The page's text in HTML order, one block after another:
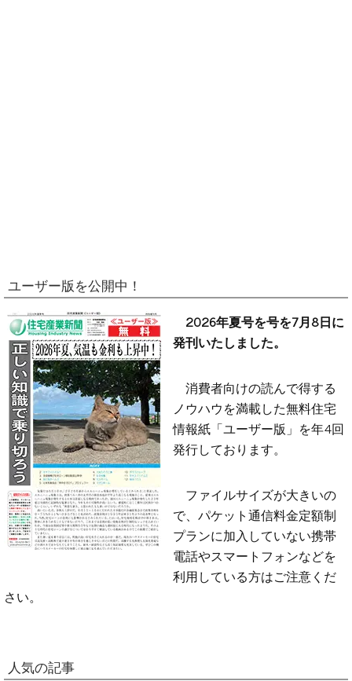
ユーザー版を公開中！
2026年夏号を号を7月8日に
発刊いたしました。
消費者向けの読んで得する
ノウハウを満載した無料住宅
情報紙「ユーザー版」を年4回
発行しております。
ファイルサイズが大きいの
で、パケット通信料金定額制
プランに加入していない携帯
電話やスマートフォンなどを
利用している方はご注意くだ
さい。
人気の記事